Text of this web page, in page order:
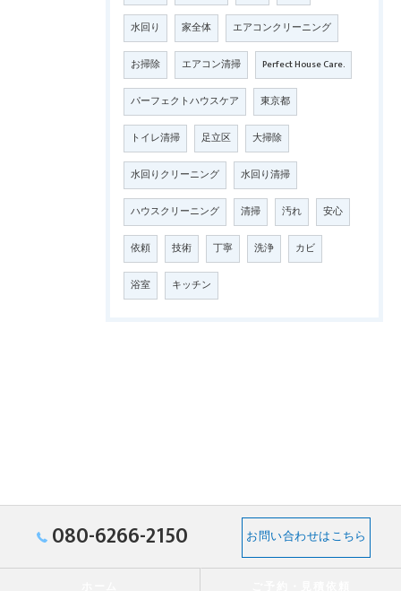
水回り 家全体 エアコンクリーニング
お掃除 エアコン清掃 Perfect House Care.
パーフェクトハウスケア 東京都
トイレ清掃 足立区 大掃除
水回りクリーニング 水回り清掃
ハウスクリーニング 清掃 汚れ 安心
依頼 技術 丁寧 洗浄 カビ
浴室 キッチン
080-6266-2150 お問い合わせはこちら